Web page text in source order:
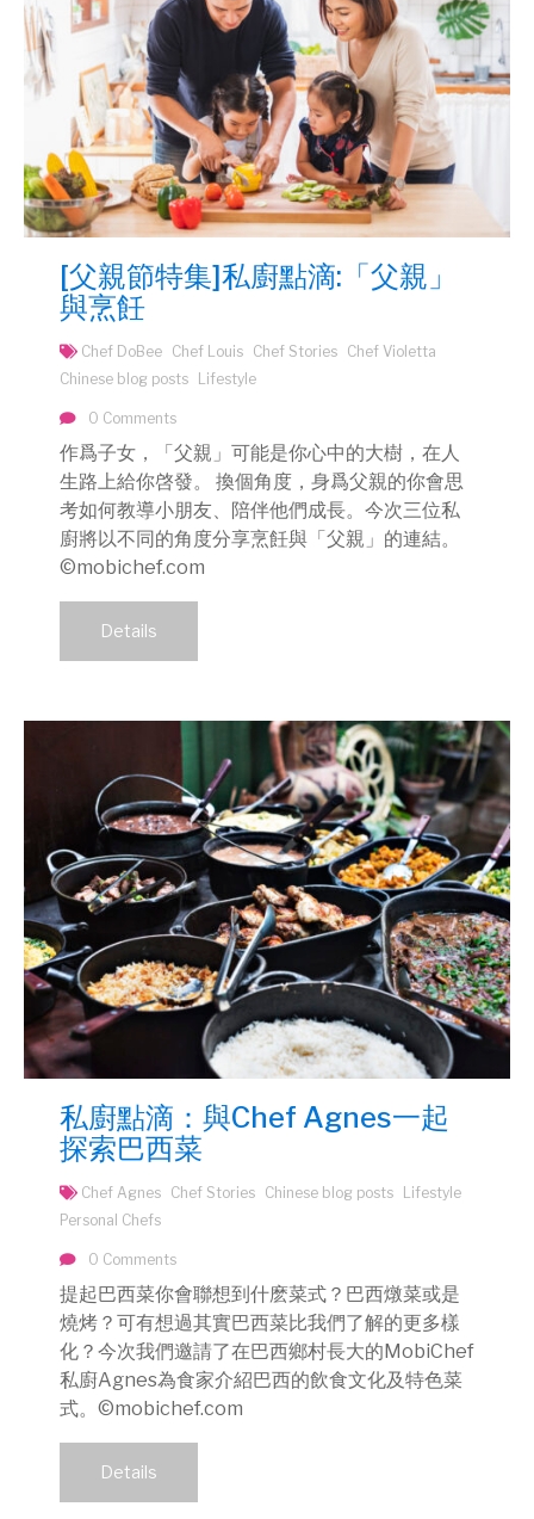
[父親節特集]私廚點滴:「父親」
與烹飪
Chef DoBee Chef Louis Chef Stories Chef Violetta
Chinese blog posts
Lifestyle
0 Comments
作爲子女，「父親」可能是你心中的大樹，在人
生路上給你啓發。 換個角度，身爲父親的你會思
考如何教導小朋友、陪伴他們成長。今次三位私
廚將以不同的角度分享烹飪與「父親」的連結。
©mobichef.com
Details
私廚點滴：與Chef Agnes一起
探索巴西菜
Chef Agnes Chef Stories Chinese blog posts
Lifestyle
Personal Chefs
0 Comments
提起巴西菜你會聯想到什麽菜式？巴西燉菜或是
燒烤？可有想過其實巴西菜比我們了解的更多樣
化？今次我們邀請了在巴西鄉村長大的MobiChef
私廚Agnes為食家介紹巴西的飲食文化及特色菜
式。©mobichef.com
Details